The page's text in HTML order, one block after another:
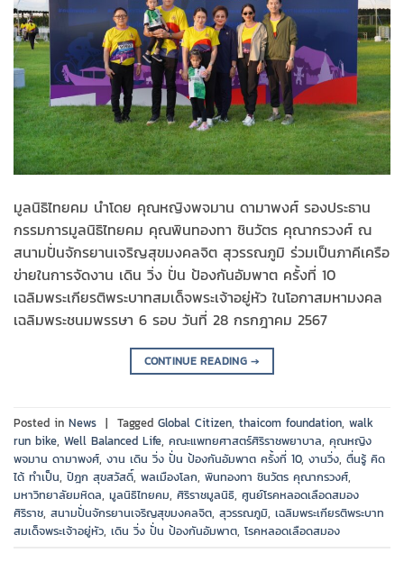
มูลนิธิไทยคม นำโดย คุณหญิงพจมาน ดามาพงศ์ รองประธาน
กรรมการมูลนิธิไทยคม คุณพินทองทา ชินวัตร คุณากรวงศ์ ณ
สนามปั่นจักรยานเจริญสุขมงคลจิต สุวรรณภูมิ ร่วมเป็นภาคีเครือ
ข่ายในการจัดงาน เดิน วิ่ง ปั่น ป้องกันอัมพาต ครั้งที่ 10
เฉลิมพระเกียรติพระบาทสมเด็จพระเจ้าอยู่หัว ในโอกาสมหามงคล
เฉลิมพระชนมพรรษา 6 รอบ วันที่ 28 กรกฎาคม 2567
CONTINUE READING→
Posted in News | Tagged Global Citizen, thaicom foundation, walk
run bike, Well Balanced Life, คณะแพทยศาสตร์ศิริราชพยาบาล, คุณหญิง
พจมาน ดามาพงศ์, งาน เดิน วิ่ง ปั่น ป้องกันอัมพาต ครั้งที่ 10, งานวิ่ง, ตื่นรู้ คิด
ได้ ทำเป็น, ปิฎก สุขสวัสดิ์, พลเมืองโลก, พินทองทา ชินวัตร คุณากรวงศ์,
มหาวิทยาลัยมหิดล, มูลนิธิไทยคม, ศิริราชมูลนิธิ, ศูนย์โรคหลอดเลือดสมอง
ศิริราช, สนามปั่นจักรยานเจริญสุขมงคลจิต, สุวรรณภูมิ, เฉลิมพระเกียรติพระบาท
สมเด็จพระเจ้าอยู่หัว, เดิน วิ่ง ปั่น ป้องกันอัมพาต, โรคหลอดเลือดสมอง